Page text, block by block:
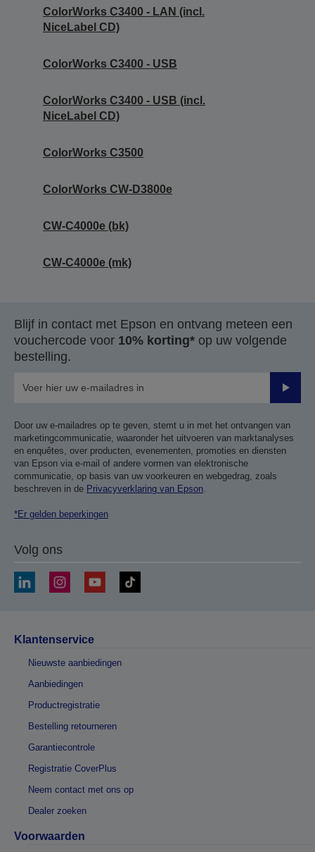
ColorWorks C3400 - LAN (incl.
NiceLabel CD)
ColorWorks C3400 - USB
ColorWorks C3400 - USB (incl.
NiceLabel CD)
ColorWorks C3500
ColorWorks CW-D3800e
CW-C4000e (bk)
CW-C4000e (mk)
Blijf in contact met Epson en ontvang meteen een
vouchercode voor 10% korting* op uw volgende
bestelling.
Door uw e-mailadres op te geven, stemt u in met het ontvangen van
marketingcommunicatie, waaronder het uitvoeren van marktanalyses
en enquêtes, over producten, evenementen, promoties en diensten
van Epson via e-mail of andere vormen van elektronische
communicatie, op basis van uw voorkeuren en webgedrag, zoals
beschreven in de Privacyverklaring van Epson
*Er gelden beperkingen
Volg ons
Klantenservice
Nieuwste aanbiedingen
Aanbiedingen
Productregistratie
Bestelling retourneren
Garantiecontrole
Registratie CoverPlus
Neem contact met ons op
Dealer zoeken
Voorwaarden